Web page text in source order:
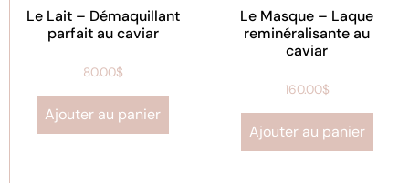
Le Lait – Démaquillant
parfait au caviar
80.00$
Ajouter au panier
Le Masque – Laque
reminéralisante au
caviar
160.00$
Ajouter au panier